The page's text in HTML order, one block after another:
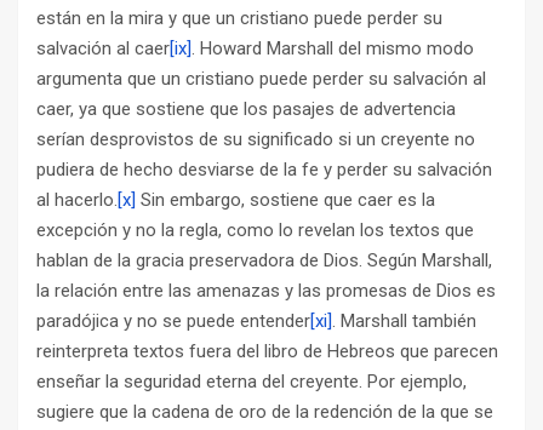
están en la mira y que un cristiano puede perder su
salvación al caer[ix]. Howard Marshall del mismo modo
argumenta que un cristiano puede perder su salvación al
caer, ya que sostiene que los pasajes de advertencia
serían desprovistos de su significado si un creyente no
pudiera de hecho desviarse de la fe y perder su salvación
al hacerlo.[x] Sin embargo, sostiene que caer es la
excepción y no la regla, como lo revelan los textos que
hablan de la gracia preservadora de Dios. Según Marshall,
la relación entre las amenazas y las promesas de Dios es
paradójica y no se puede entender[xi]. Marshall también
reinterpreta textos fuera del libro de Hebreos que parecen
enseñar la seguridad eterna del creyente. Por ejemplo,
sugiere que la cadena de oro de la redención de la que se